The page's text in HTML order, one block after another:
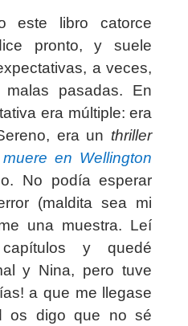
este libro catorce
pronto, y suele
a veces,
pasadas. En
era múltiple: era
era un thriller
en Wellington
No podía esperar
(maldita sea mi
una muestra. Leí
y quedé
y Nina, pero tuve
a que me llegase
os digo que no sé